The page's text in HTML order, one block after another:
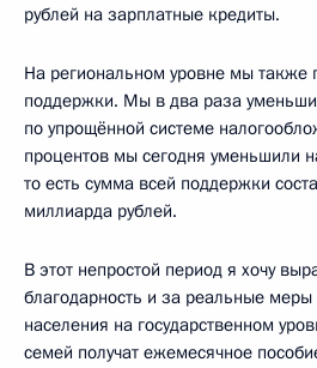
рублей на зарплатные кредиты.
На региональном уровне мы
поддержки. Мы в два раза
по упрощённой системе
процентов мы сегодня уменьшили
то есть сумма всей поддержки
миллиарда рублей.
В этот непростой период я хочу
благодарность и за реальные
населения на государственном
семей получат ежемесячное